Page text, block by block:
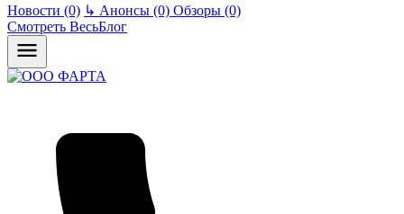
Новости (0) ↳ Анонсы (0) Обзоры (0)
Смотреть ВесьБлог